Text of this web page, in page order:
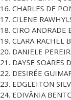
16. CHARLES DE
17. CILENE
18. CIRO ANDRADE
19. CLARA RACHEL
20. DANIELE
21. DAYSE SOARES
22. DESIRÉE
23. EDGLEITON
24. EDIVÂNIA